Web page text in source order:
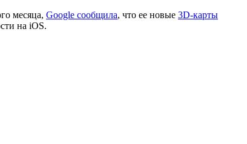
месяца, Google сообщила, что ее новые 3D-карты
на iOS.